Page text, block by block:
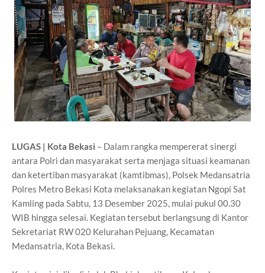
LUGAS | Kota Bekasi – Dalam rangka mempererat sinergi
antara Polri dan masyarakat serta menjaga situasi keamanan
dan ketertiban masyarakat (kamtibmas), Polsek Medansatria
Polres Metro Bekasi Kota melaksanakan kegiatan Ngopi Sat
Kamling pada Sabtu, 13 Desember 2025, mulai pukul 00.30
WIB hingga selesai. Kegiatan tersebut berlangsung di Kantor
Sekretariat RW 020 Kelurahan Pejuang, Kecamatan
Medansatria, Kota Bekasi.